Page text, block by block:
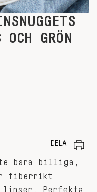
GRÖN
DELA
bara billiga,
fiberrikt
linser. Perfekta